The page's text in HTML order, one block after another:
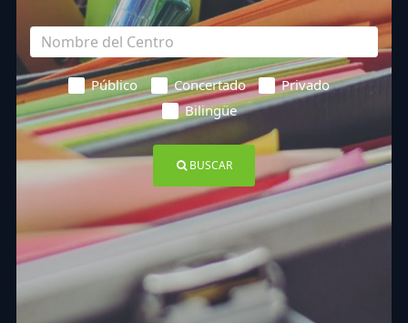
Público Concertado
Privado
Bilingüe
BUSCAR